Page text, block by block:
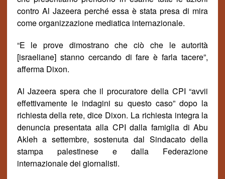
contro Al Jazeera perché essaè stata presa di mira
come organizzazione mediatica internazionale.
“E le prove dimostrano che ciò che le autorità
[israeliane] stanno cercando di fare è farla tacere”,
afferma Dixon.
Al Jazeera spera che il procuratore della CPI “avvii
effettivamente le indagini su questo caso” dopo la
richiesta della rete, dice Dixon. La richiesta integra la
denuncia presentata alla CPI dalla famiglia di Abu
Akleh a settembre, sostenuta dal Sindacato della
stampa palestinese e dalla Federazione
internazionale dei giornalisti.